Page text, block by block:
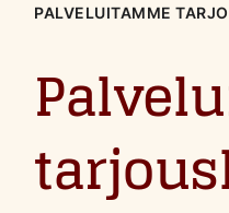
PALVELUITAMME